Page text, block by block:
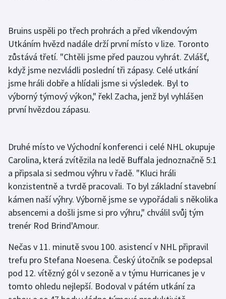
Lezení
Lyže a snowboard
Moderní pětiboj
Motorsport
Parasport
Plavání
Plážový volejbal
Rychlobruslení
Rychlostní kanoistika
Bruins uspěli po třech prohrách a před víkendovým
Utkáním hvězd nadále drží první místo v lize. Toronto
zůstává třetí. "Chtěli jsme před pauzou vyhrát. Zvlášť,
když jsme nezvládli poslední tři zápasy. Celé utkání
jsme hráli dobře a hlídali jsme si výsledek. Byl to
výborný týmový výkon," řekl Zacha, jenž byl vyhlášen
první hvězdou zápasu.
Druhé místo ve Východní konferenci i celé NHL okupuje
Carolina, která zvítězila na ledě Buffala jednoznačně 5:1
a připsala si sedmou výhru v řadě. "Kluci hráli
konzistentně a tvrdě pracovali. To byl základní stavební
kámen naší výhry. Výborně jsme se vypořádali s několika
absencemi a došli jsme si pro výhru," chválil svůj tým
trenér Rod Brind'Amour.
Nečas v 11. minutě svou 100. asistencí v NHL připravil
trefu pro Stefana Noesena. Český útočník se podepsal
pod 12. vítězný gól v sezoně a v týmu Hurricanes je v
tomto ohledu nejlepší. Bodoval v pátém utkání za